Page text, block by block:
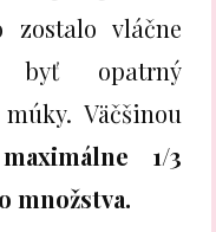
zostalo vláčne
byť opatrný
Väčšinou
maximálne 1/3
množstva.